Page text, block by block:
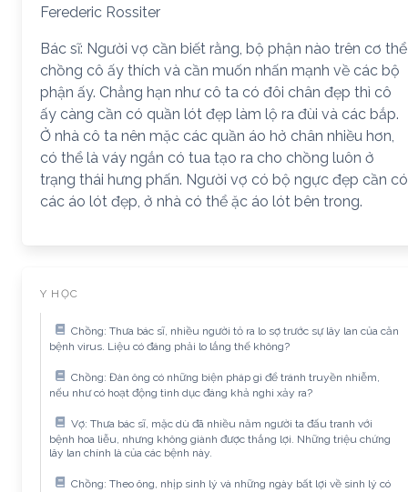
Ferederic Rossiter
Bác sĩ: Người vợ cần biết rằng, bộ phận nào trên cơ thể
chồng cô ấy thích và cần muốn nhấn mạnh về các bộ
phận ấy. Chẳng hạn như cô ta có đôi chân đẹp thì cô
ấy càng cần có quần lót đẹp làm lộ ra đùi và các bắp.
Ở nhà cô ta nên mặc các quần áo hở chân nhiều hơn,
có thể là váy ngắn có tua tạo ra cho chồng luôn ở
trạng thái hưng phấn. Người vợ có bộ ngực đẹp cần có
các áo lót đẹp, ở nhà có thể ặc áo lót bên trong.
Y HỌC
Chồng: Thưa bác sĩ, nhiều người tỏ ra lo sợ trước sự lây lan của căn
bệnh virus. Liệu có đáng phải lo lắng thế không?
Chồng: Đàn ông có những biện pháp gì để tránh truyền nhiễm,
nếu như có hoạt động tình dục đáng khả nghi xảy ra?
Vợ: Thưa bác sĩ, mặc dù đã nhiều năm người ta đấu tranh với
bệnh hoa liễu, nhưng không giành được thắng lợi. Những triệu chứng
lây lan chính là của các bệnh này.
Chồng: Theo ông, nhịp sinh lý và những ngày bất lợi về sinh lý có